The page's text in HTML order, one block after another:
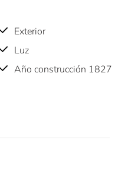
Exterior
Luz
Año construcción 1827